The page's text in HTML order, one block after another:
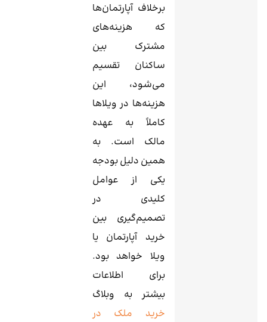
برخلاف آپارتمان‌ها
که هزینه‌های
مشترک بین
ساکنان تقسیم
می‌شود، این
هزینه‌ها در ویلاها
کاملاً به عهده
مالک است. به
همین دلیل بودجه
یکی از عوامل
کلیدی در
تصمیم‌گیری بین
خرید آپارتمان یا
ویلا خواهد بود.
برای اطلاعات
بیشتر به وبلاگ
خرید ملک در